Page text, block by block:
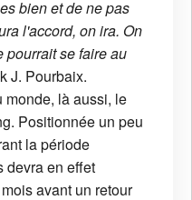
bien et de ne pas
l'accord, on ira. On
pourrait se faire au
J. Pourbaix.
monde, là aussi, le
Positionnée un peu
la période
devra en effet
avant un retour